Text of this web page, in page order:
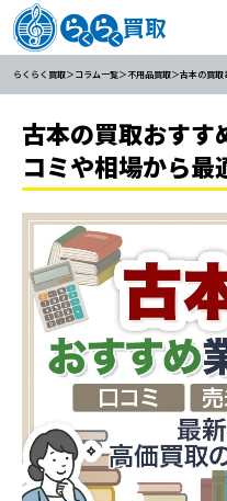
らくらく買取 コラム一覧 不用品買取 古本の買取
古本の買取おすす
コミや相場から最